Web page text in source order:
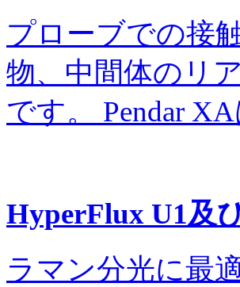
プローブでの接
物、中間体のリ
です。 Pendar
HyperFlux U1及
ラマン分光に最